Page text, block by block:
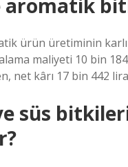
aromatik
ürün üretiminin
maliyeti 10 bin
net kârı 17 bin 442
süs